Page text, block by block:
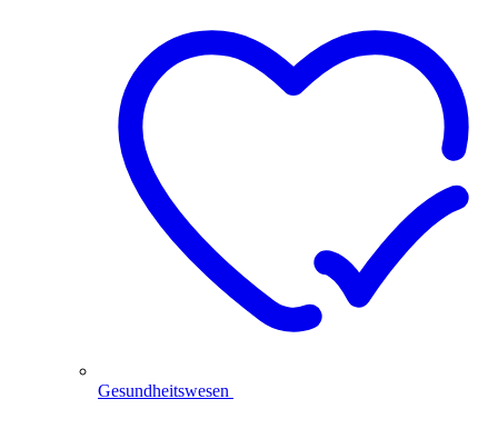
Gesundheitswesen